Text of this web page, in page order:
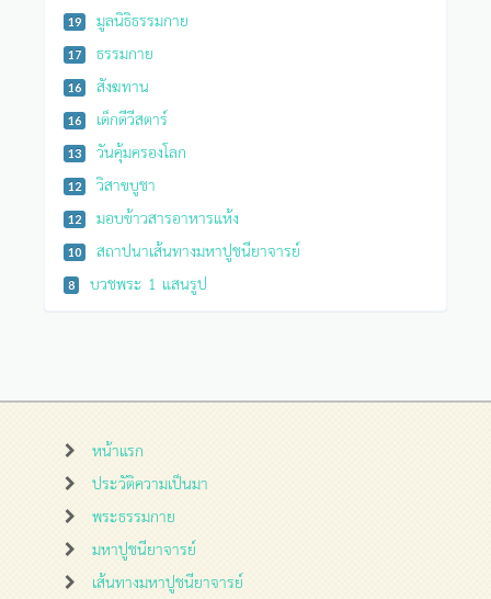
19 มูลนิธิธรรมกาย
17 ธรรมกาย
16 สังฆทาน
16 เด็กดีวีสตาร์
13 วันคุ้มครองโลก
12 วิสาขบูชา
12 มอบข้าวสารอาหารแห้ง
10 สถาปนาเส้นทางมหาปูชนียาจารย์
8 บวชพระ 1 แสนรูป
หน้าแรก
ประวัติความเป็นมา
พระธรรมกาย
มหาปูชนียาจารย์
เส้นทางมหาปูชนียาจารย์